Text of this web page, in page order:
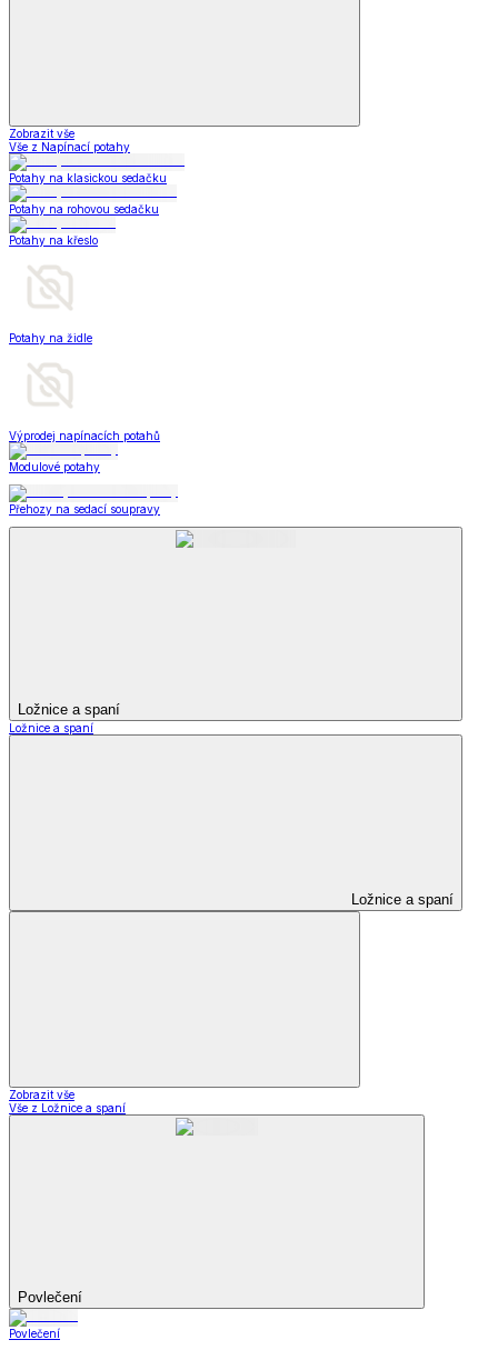
Zobrazit vše
Vše z Napínací potahy
Potahy na klasickou sedačku
Potahy na rohovou sedačku
Potahy na křeslo
Potahy na židle
Výprodej napínacích potahů
Modulové potahy
Přehozy na sedací soupravy
Ložnice a spaní
Ložnice a spaní
Ložnice a spaní
Zobrazit vše
Vše z Ložnice a spaní
Povlečení
Povlečení